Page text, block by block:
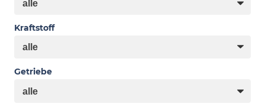
Kraftstoff
Getriebe